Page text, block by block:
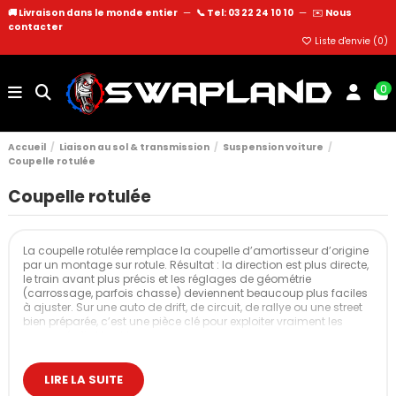
🚚 Livraison dans le monde entier — 📞 Tel: 03 22 24 10 10 — ✉️ Nous
contacter
Liste d'envie (0)
0
Accueil Liaison au sol & transmission
Suspension voiture
Coupelle rotulée
Coupelle rotulée
La coupelle rotulée remplace la coupelle d’amortisseur d’origine
par un montage sur rotule. Résultat : la direction est plus directe,
le train avant plus précis et les réglages de géométrie
(carrossage, parfois chasse) deviennent beaucoup plus faciles
à ajuster. Sur une auto de drift, de circuit, de rallye ou une street
bien préparée, c’est une pièce clé pour exploiter vraiment les
Nos coupelles rotulées
Les coupelles d’origine sont prévues pour le confort et la durée de
LIRE LA SUITE